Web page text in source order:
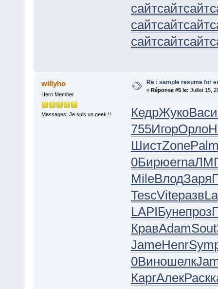
сайтсайтсайт
сайтсайтсайт
сайтсайтсайт
willyho
Hero Member
Messages: Je suis un geek !!
Re : sample resume for
« Réponse #5 le: Juillet 15,
КедрЖукоВаси
755ИгорОрло
ШистZone
0Бирюerna
MileВлодЗаря
TescViteразв
LAPIБунепроз
КравAdamSout
JameHenr
0Виношелк
КаргАлекРаск